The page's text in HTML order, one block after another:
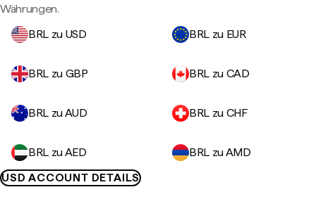
Währungen.
BRL zu USD
BRL zu EUR
BRL zu GBP BRL zu CAD
BRL zu AUD BRL zu CHF
BRL zu AED
BRL zu AMD
USD ACCOUNT DETAILS